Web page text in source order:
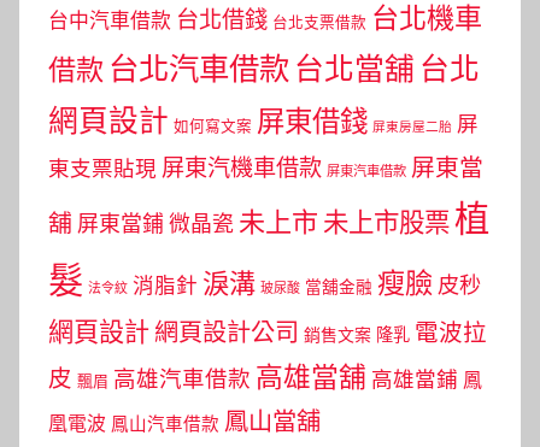
台中汽車借款 台北借錢 台北支票借款 台北機車
借款 台北汽車借款 台北當舖 台北
網頁設計 如何寫文案 屏東借錢 屏東房屋二胎 屏
東支票貼現 屏東汽機車借款 屏東汽車借款 屏東當
舖 屏東當鋪 微晶瓷 未上市 未上市股票植
髮 法令紋 消脂針 淚溝 玻尿酸 當舖金融 瘦臉 皮秒
網頁設計 網頁設計公司 銷售文案 隆乳 電波拉
皮 飄眉 高雄汽車借款 高雄當舖 高雄當鋪 鳳
凰電波 鳳山汽車借款 鳳山當舖